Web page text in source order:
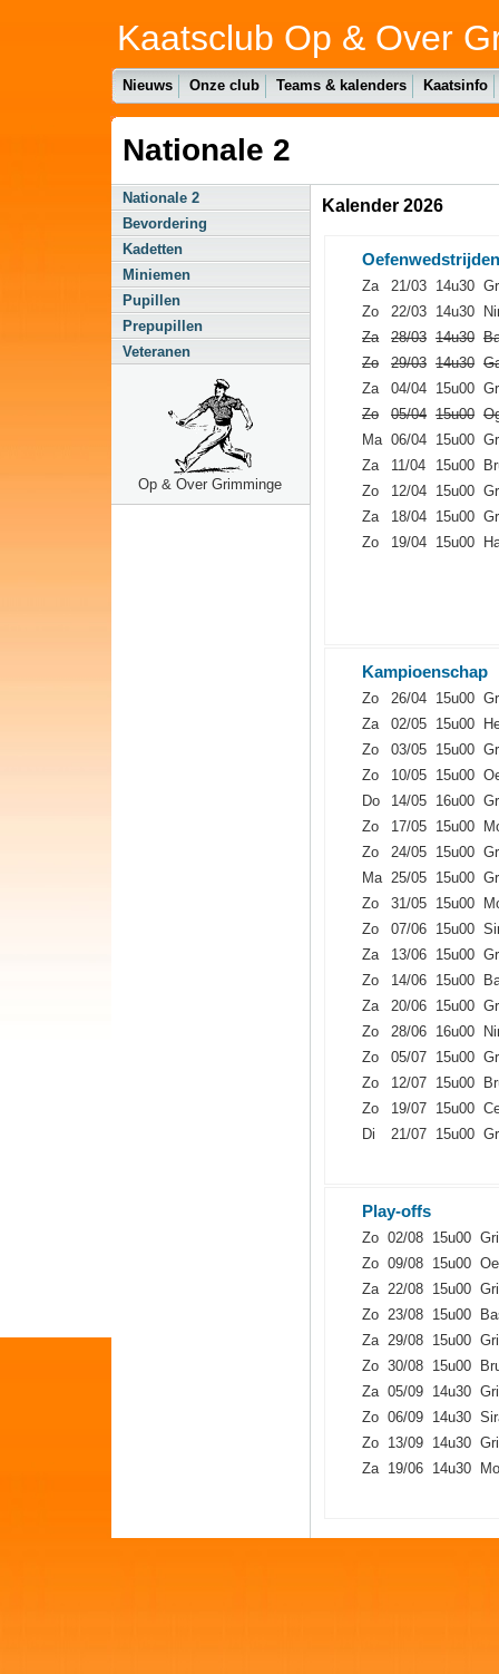
Kaatsclub Op & Over
Nieuws Onze club Teams & kalenders Kaatsinfo
Nationale 2
Nationale 2
Bevordering
Kadetten
Miniemen
Pupillen
Prepupillen
Veteranen
Op & Over Grimminge
Kalender 2026
Oefenwedstrijden
Za 21/03 14u30
Zo
22/03 14u30
Za
28/03 14u30
Zo
29/03 14u30
Za
04/04 15u00
Zo
05/04 15u00
Ma 06/04 15u00
Za
11/04 15u00
Zo
12/04 15u00
Za
18/04 15u00
Zo
19/04 15u00
Kampioenschap
Zo 26/04 15u00
Za
02/05 15u00
Zo
03/05 15u00
Zo
10/05 15u00
Do
14/05 16u00
Zo
17/05 15u00
Zo
24/05 15u00
Ma 25/05 15u00
Zo
31/05 15u00
Zo
07/06 15u00
Za
13/06 15u00
Zo
14/06 15u00
Za
20/06 15u00
Zo
28/06 16u00
Zo
05/07 15u00
Zo
12/07 15u00
Zo
19/07 15u00
Di
21/07 15u00
Play-offs
Zo 02/08 15u00
Zo 09/08 15u00
Za 22/08 15u00
Zo 23/08 15u00
Za 29/08 15u00
Zo 30/08 15u00
Za 05/09 14u30
Zo 06/09 14u30
Zo 13/09 14u30
Za 19/06 14u30